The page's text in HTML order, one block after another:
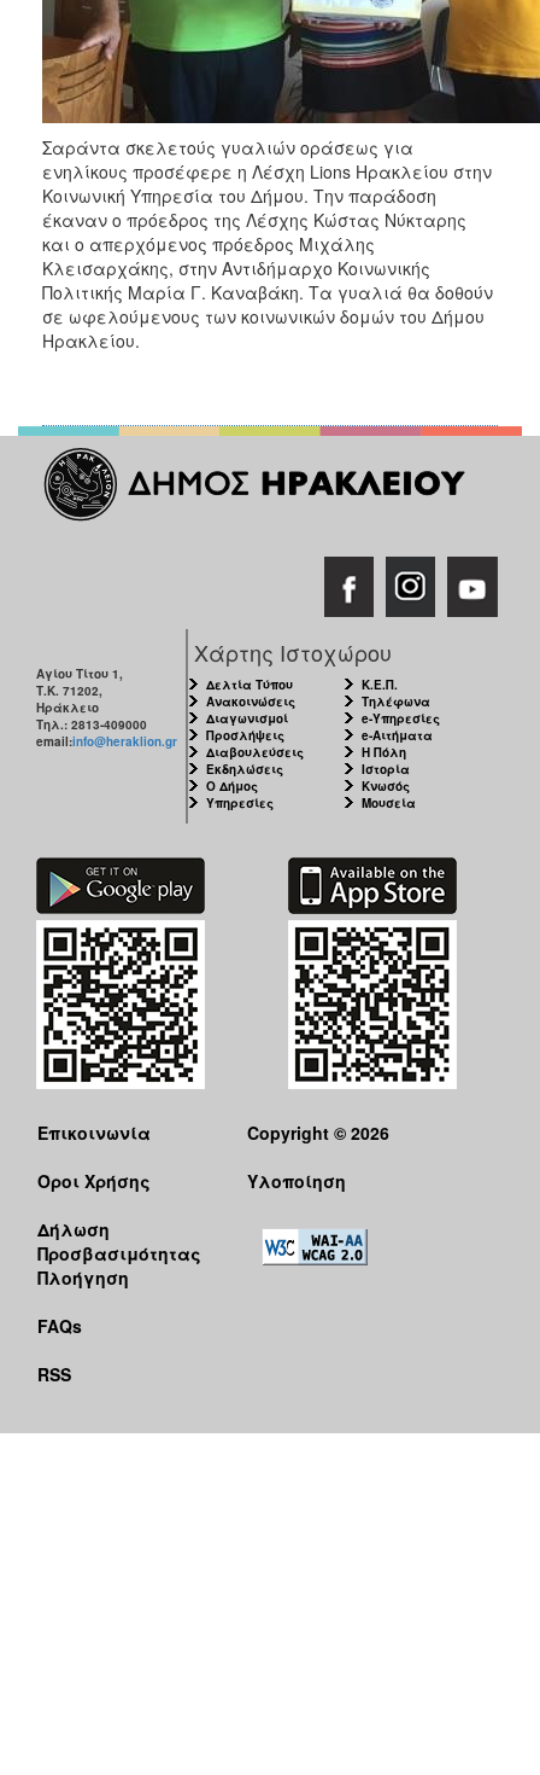
Αδειοδότηση
&
Έλεγχος
Βρεφονηπιακών
Σταθμών
Δημοτικό
Ιατρείο
Ξενώνας
Φιλοξενίας
Γυναικών
Κέντρο
Κοινότητας
Κοινωνικό
Παντοπωλείο
Ισότητα
των
Φύλων
ΠΟΛΙΤΙΣΜΟΣ
Σαράντα σκελετούς γυαλιών οράσεως για
ενηλίκους προσέφερε η Λέσχη Lions Ηρακλείου στην
Κοινωνική Υπηρεσία του Δήμου. Την παράδοση
έκαναν ο πρόεδρος της Λέσχης Κώστας Νύκταρης
και ο απερχόμενος πρόεδρος Μιχάλης
Κλεισαρχάκης, στην Αντιδήμαρχο Κοινωνικής
Πολιτικής Μαρία Γ. Καναβάκη. Τα γυαλιά θα δοθούν
σε ωφελούμενους των κοινωνικών δομών του Δήμου
Ηρακλείου.
Αγίου Τίτου 1,
Τ.Κ. 71202,
Ηράκλειο
Τηλ.: 2813-409000
email:info@heraklion.gr
Χάρτης Ιστοχώρου
Δελτία Τύπου
Ανακοινώσεις
Διαγωνισμοί
Προσλήψεις
Διαβουλεύσεις
Εκδηλώσεις
Ο Δήμος
Υπηρεσίες
Κ.Ε.Π.
Τηλέφωνα
e-Υπηρεσίες
e-Αιτήματα
Η Πόλη
Ιστορία
Κνωσός
Μουσεία
Επικοινωνία
Όροι Χρήσης
Δήλωση
Προσβασιμότητας
Πλοήγηση
FAQs
RSS
Copyright © 2026
Υλοποίηση